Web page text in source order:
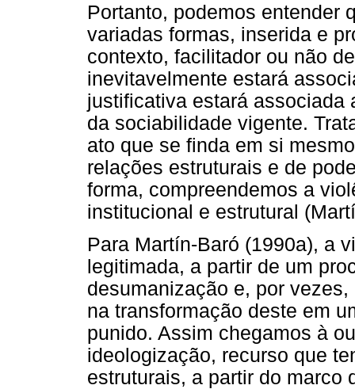
Portanto, podemos entender
variadas formas, inserida e
contexto, facilitador ou não
inevitavelmente estará
justificativa estará associada
da sociabilidade vigente.
ato que se finda em si
relações estruturais e de
forma, compreendemos a
institucional e estrutural
Para Martín-Baró (1990a), a
legitimada, a partir de um
desumanização e, por
na transformação deste em
punido. Assim chegamos à
ideologização, recurso que
estruturais, a partir do marco